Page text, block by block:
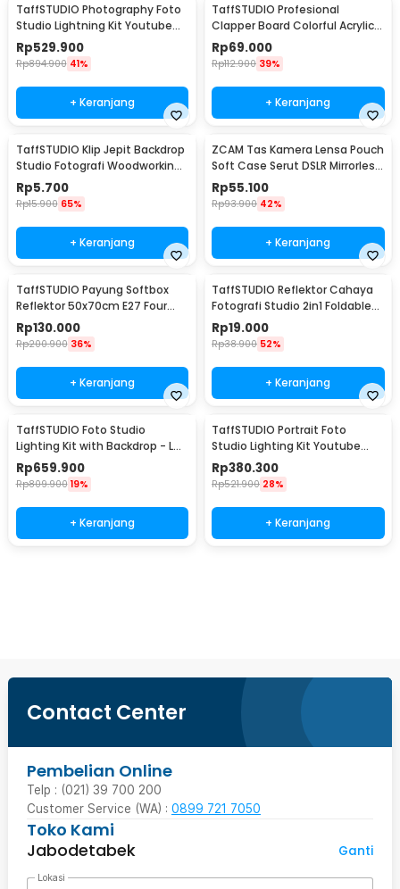
TaffSTUDIO Photography Foto
Studio Lightning Kit Youtube
Vlog - D-HZ7
Rp529.900
Rp894.900 41%
+ Keranjang
TaffSTUDIO Profesional
Clapper Board Colorful Acrylic -
TS-3EL
Rp69.000
Rp112.900 39%
+ Keranjang
TaffSTUDIO Klip Jepit Backdrop
Studio Fotografi Woodworking
6 Inch - PB-A06
Rp5.700
Rp15.900 65%
+ Keranjang
ZCAM Tas Kamera Lensa Pouch
Soft Case Serut DSLR Mirrorless
4 PCS - ZC121
Rp55.100
Rp93.900 42%
+ Keranjang
TaffSTUDIO Payung Softbox
Reflektor 50x70cm E27 Four
Lamp Socket - KS65
Rp130.000
Rp200.900 36%
+ Keranjang
TaffSTUDIO Reflektor Cahaya
Fotografi Studio 2in1 Foldable
60cm - YE-R110
Rp19.000
Rp38.900 52%
+ Keranjang
TaffSTUDIO Foto Studio
Lighting Kit with Backdrop - LD-
TZ11A
Rp659.900
Rp809.900 19%
+ Keranjang
TaffSTUDIO Portrait Foto
Studio Lighting Kit Youtube
Vlog - LD-TZ07A
Rp380.300
Rp521.900 28%
+ Keranjang
Contact Center
Pembelian Online
Telp : (021) 39 700 200
Customer Service (WA) : 0899 721 7050
Toko Kami
Jabodetabek
Ganti
Lokasi